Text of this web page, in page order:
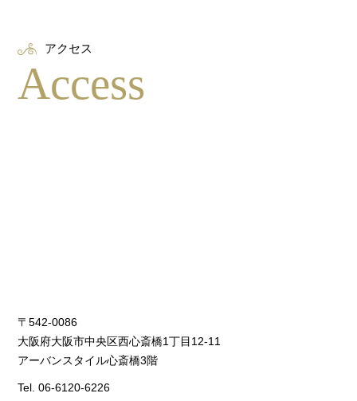
アクセス
Access
〒542-0086
大阪府大阪市中央区西心斎橋1丁目12-11
アーバンスタイル心斎橋3階
Tel.06-6120-6226